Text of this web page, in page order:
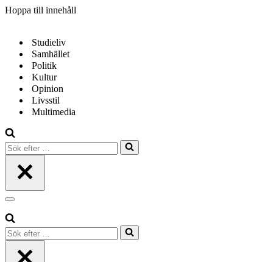
Hoppa till innehåll
Studieliv
Samhället
Politik
Kultur
Opinion
Livsstil
Multimedia
Sök
efter
Navigeringsmeny
Sök
efter